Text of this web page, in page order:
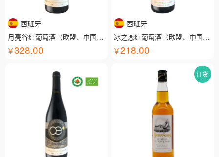
西班牙
月亮谷红葡萄酒（欧盟、中国有机认证）
328.00
西班牙
冰之恋红葡萄酒（欧盟、中国有机认证）
218.00
订货